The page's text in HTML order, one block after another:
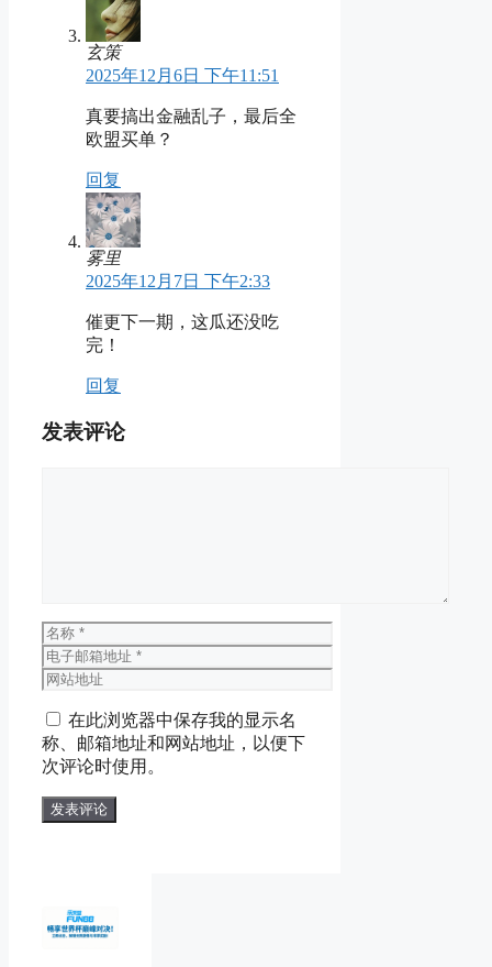
玄策
2025年12月6日 下午11:51
真要搞出金融乱子，最后全
欧盟买单？
回复
雾里
2025年12月7日 下午2:33
催更下一期，这瓜还没吃
完！
回复
发表评论
名
称
电
子
箱
地
址
网
地
址
在此浏览器中保存我的显示名
称、邮箱地址和网站地址，以便下
次评论时使用。